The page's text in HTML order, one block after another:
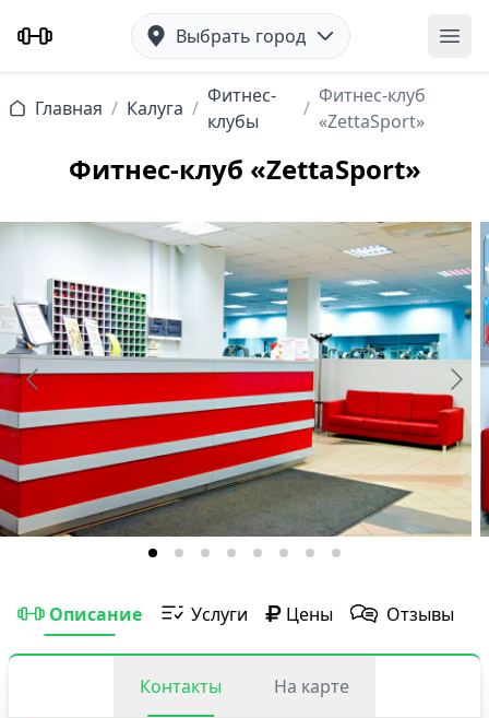
Выбрать город
Главная / Калуга /
Фитнес-
клубы
/
Фитнес-клуб
«ZettaSport»
Фитнес-клуб «ZettaSport»
Описание Услуги Цены Отзывы
Контакты На карте